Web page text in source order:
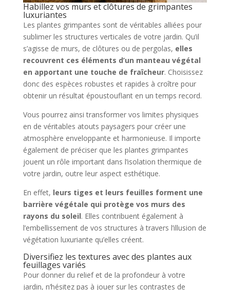
Habillez vos murs et clôtures de grimpantes
luxuriantes
Les plantes grimpantes sont de véritables alliées pour
sublimer les structures verticales de votre jardin. Qu’il
s’agisse de murs, de clôtures ou de pergolas, elles
recouvrent ces éléments d’un manteau végétal
en apportant une touche de fraîcheur. Choisissez
donc des espèces robustes et rapides à croître pour
obtenir un résultat époustouflant en un temps record.
Vous pourrez ainsi transformer vos limites physiques
en de véritables atouts paysagers pour créer une
atmosphère enveloppante et harmonieuse. Il importe
également de préciser que les plantes grimpantes
jouent un rôle important dans l’isolation thermique de
votre jardin, outre leur aspect esthétique.
En effet, leurs tiges et leurs feuilles forment une
barrière végétale qui protège vos murs des
rayons du soleil. Elles contribuent également à
l’embellissement de vos structures à travers l’illusion de
végétation luxuriante qu’elles créent.
Diversifiez les textures avec des plantes aux
feuillages variés
Pour donner du relief et de la profondeur à votre
jardin, n’hésitez pas à jouer sur les contrastes de